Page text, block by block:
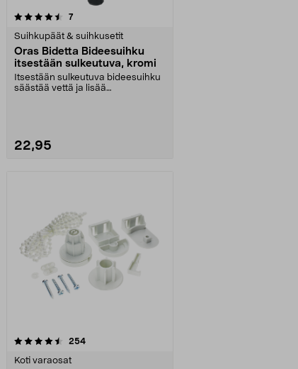
7arvostelut
Suihkupäät & suihkusetit
Oras Bidetta Bideesuihku
itsestään sulkeutuva, kromi
Itsestään sulkeutuva bideesuihku
säästää vettä ja lisää
22,95
254arvostelut
Koti varaosat